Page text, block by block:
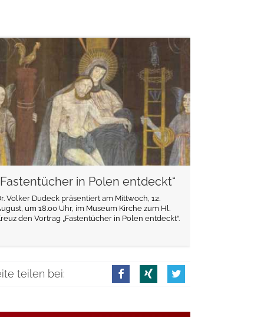
in Polen entdeckt“
Volker Dudeck präsentiert am Mittwoch, 12.
um 18.00 Uhr, im Museum Kirche zum Hl.
den Vortrag „Fastentücher in Polen entdeckt“.
weiterlesen
teilen bei: